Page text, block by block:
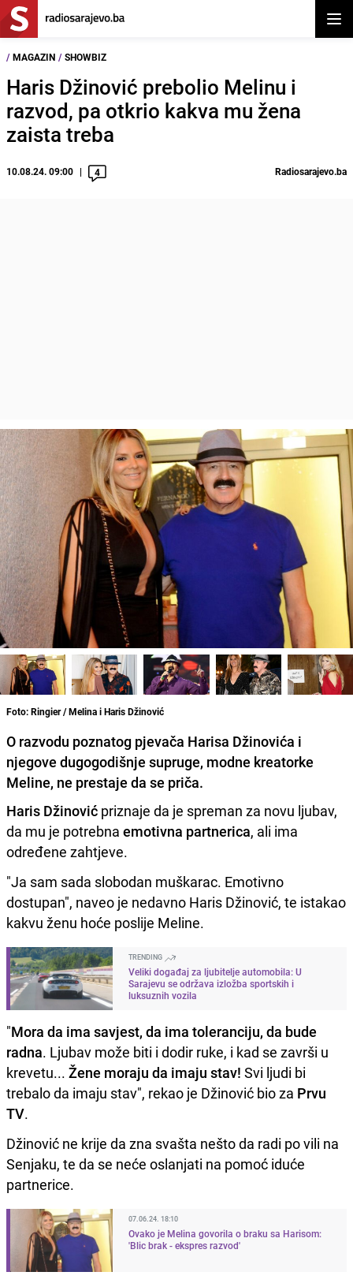
/ MAGAZIN / SHOWBIZ
Haris Džinović prebolio Melinu i
razvod, pa otkrio kakva mu žena
zaista treba
10.08.24. 09:00 4 Radiosarajevo.ba
Foto: Ringier / Melina i Haris Džinović
O razvodu poznatog pjevača Harisa Džinovića i
njegove dugogodišnje supruge, modne kreatorke
Meline, ne prestaje da se priča.
Haris Džinović priznaje da je spreman za novu ljubav,
da mu je potrebna emotivna partnerica, ali ima
određene zahtjeve.
"Ja sam sada slobodan muškarac. Emotivno
dostupan", naveo je nedavno Haris Džinović, te istakao
kakvu ženu hoće poslije Meline.
TRENDING
Veliki događaj za ljubitelje automobila: U
Sarajevu se održava izložba sportskih i
luksuznih vozila
"Mora da ima savjest, da ima toleranciju, da bude
radna. Ljubav može biti i dodir ruke, i kad se završi u
krevetu... Žene moraju da imaju stav! Svi ljudi bi
trebalo da imaju stav", rekao je Džinović bio za Prvu
TV.
Džinović ne krije da zna svašta nešto da radi po vili na
Senjaku, te da se neće oslanjati na pomoć iduće
partnerice.
07.06.24. 18:10
Ovako je Melina govorila o braku sa Harisom:
'Blic brak - ekspres razvod'